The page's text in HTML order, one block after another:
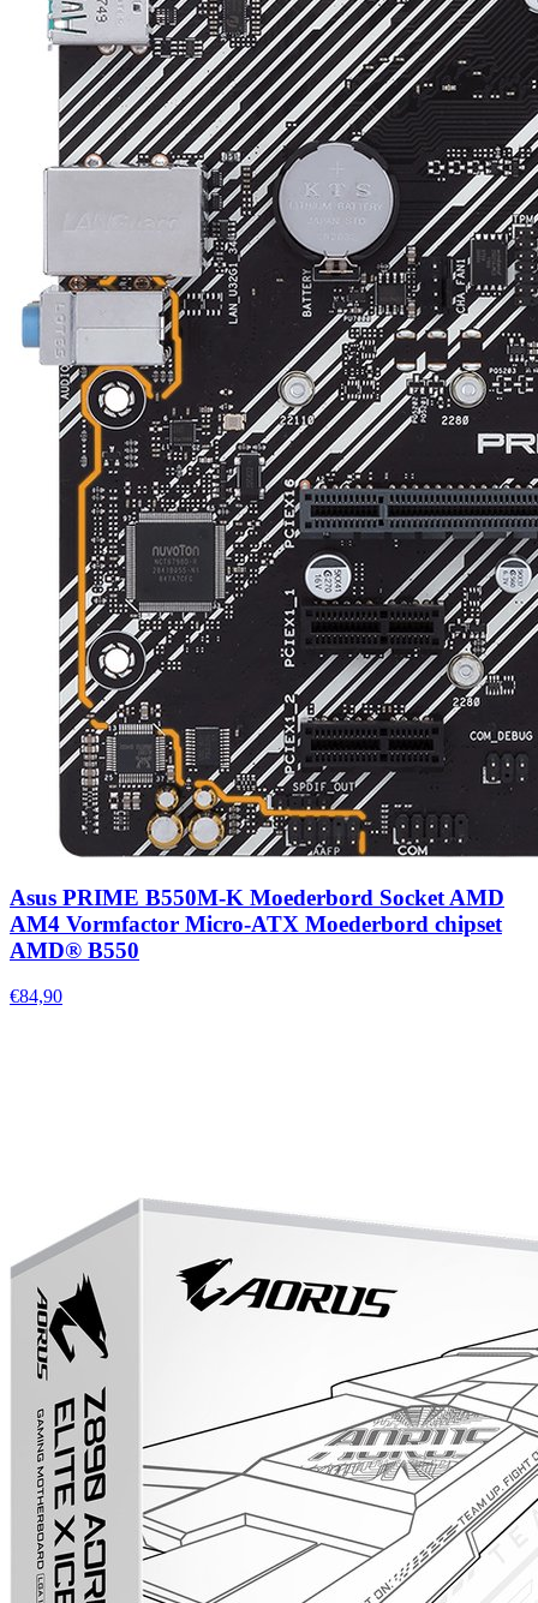
Asus PRIME B550M-K Moederbord Socket AMD
AM4 Vormfactor Micro-ATX Moederbord chipset
AMD® B550
€84,90